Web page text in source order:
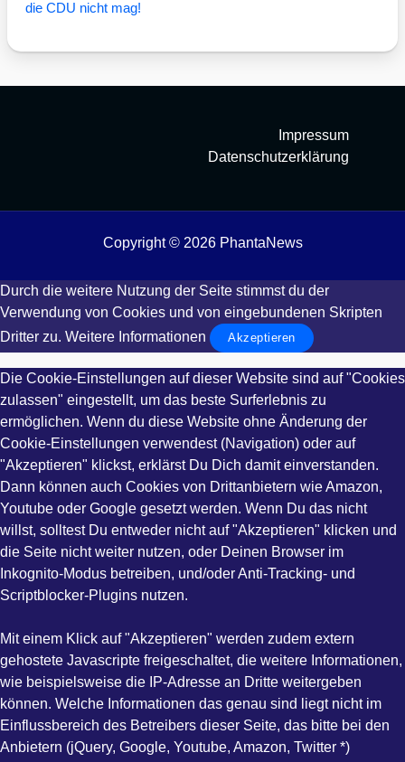
die CDU nicht mag!
Impressum
Datenschutzerklärung
Copyright © 2026 PhantaNews
Durch die weitere Nutzung der Seite stimmst du der
Verwendung von Cookies und von eingebundenen Skripten
Dritter zu. Weitere Informationen Akzeptieren
Die Cookie-Einstellungen auf dieser Website sind auf "Cookies
zulassen" eingestellt, um das beste Surferlebnis zu
ermöglichen. Wenn du diese Website ohne Änderung der
Cookie-Einstellungen verwendest (Navigation) oder auf
"Akzeptieren" klickst, erklärst Du Dich damit einverstanden.
Dann können auch Cookies von Drittanbietern wie Amazon,
Youtube oder Google gesetzt werden. Wenn Du das nicht
willst, solltest Du entweder nicht auf "Akzeptieren" klicken und
die Seite nicht weiter nutzen, oder Deinen Browser im
Inkognito-Modus betreiben, und/oder Anti-Tracking- und
Scriptblocker-Plugins nutzen.
Mit einem Klick auf "Akzeptieren" werden zudem extern
gehostete Javascripte freigeschaltet, die weitere Informationen,
wie beispielsweise die IP-Adresse an Dritte weitergeben
können. Welche Informationen das genau sind liegt nicht im
Einflussbereich des Betreibers dieser Seite, das bitte bei den
Anbietern (jQuery, Google, Youtube, Amazon, Twitter *)